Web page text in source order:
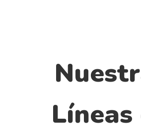
Líneas